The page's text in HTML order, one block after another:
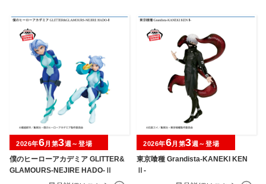
僕のヒーローアカデミア GLITTER&
GLAMOURS-NEJIRE HADO-Ⅱ
2026年6月第3週～登場
東京喰種 Grandista-KANEKI KEN
Ⅱ-
2026年6月第3週～登場